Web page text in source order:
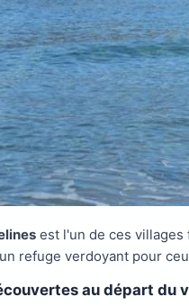
est l'un de ces
refuge verdoyant pour
au départ du